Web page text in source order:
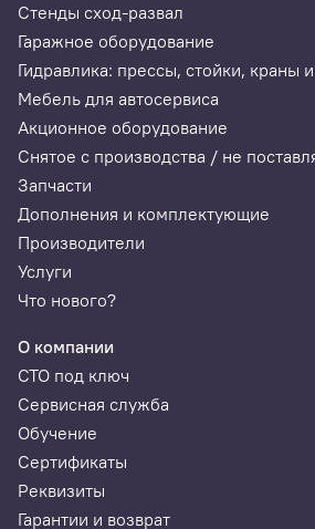
Стенды сход-развал
Гаражное оборудование
Гидравлика: прессы, стойки, краны
Мебель для автосервиса
Акционное оборудование
Снятое с производства / не
Запчасти
Дополнения и комплектующие
Производители
Услуги
Что нового?
О компании
СТО под ключ
Сервисная служба
Обучение
Сертификаты
Реквизиты
Гарантии и возврат